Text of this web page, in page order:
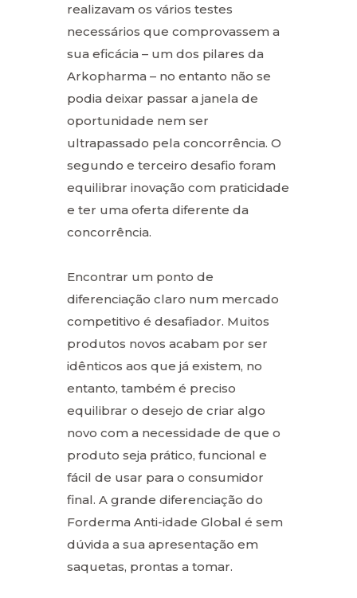
realizavam os vários testes
necessários que comprovassem a
sua eficácia – um dos pilares da
Arkopharma – no entanto não se
podia deixar passar a janela de
oportunidade nem ser
ultrapassado pela concorrência. O
segundo e terceiro desafio foram
equilibrar inovação com praticidade
e ter uma oferta diferente da
concorrência.
Encontrar um ponto de
diferenciação claro num mercado
competitivo é desafiador. Muitos
produtos novos acabam por ser
idênticos aos que já existem, no
entanto, também é preciso
equilibrar o desejo de criar algo
novo com a necessidade de que o
produto seja prático, funcional e
fácil de usar para o consumidor
final. A grande diferenciação do
Forderma Anti-idade Global é sem
dúvida a sua apresentação em
saquetas, prontas a tomar.